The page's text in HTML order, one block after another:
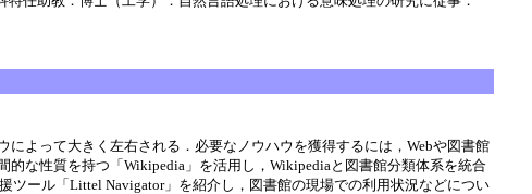
よって大きく左右される．必要なノウハウを獲得するには，Webや図書館
な性質を持つ「Wikipedia」を活用し，Wikipediaと図書館分類体系を統合
ール「Littel Navigator」を紹介し，図書館の現場での利用状況などについ